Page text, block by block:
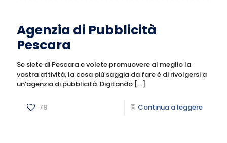
Agenzia di Pubblicità
Pescara
Se siete di Pescara e volete promuovere al meglio la
vostra attività, la cosa più saggia da fare è di rivolgersi a
un’agenzia di pubblicità. Digitando […]
78 Continua a leggere